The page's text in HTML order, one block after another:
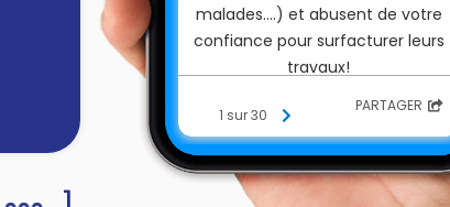
malades....) et abusent de votre
confiance pour surfacturer leurs
travaux!
Nous vous demandons d'être très
vigilants face à cette nouvelle
arnaque et d'appeler
immédiatement le 17 si vous êtes
1 sur 30 PARTAGER